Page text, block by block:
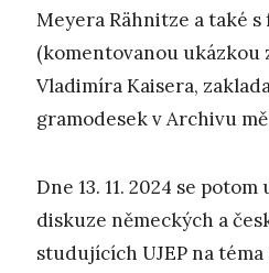
Meyera Rähnitze a také
(komentovanou ukázkou
Vladimíra Kaisera,
gramodesek v Archivu
Dne 13. 11. 2024 se
diskuze německých a
studujících UJEP na téma